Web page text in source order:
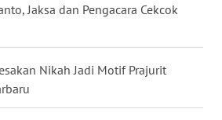
Jaksa dan Pengacara Cekcok
Nikah Jadi Motif Prajurit